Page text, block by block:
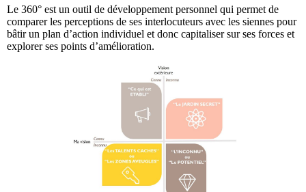
Le 360° est un outil de développement personnel qui permet de
comparer les perceptions de ses interlocuteurs avec les siennes pour
bâtir un plan d’action individuel et donc capitaliser sur ses forces et
explorer ses points d’amélioration.